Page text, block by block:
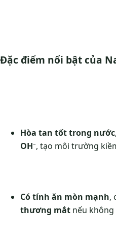
Đặc điểm nổi bật của
Hòa tan tốt trong nước
OH⁻, tạo môi trường
Có tính ăn mòn mạnh,
thương mắt nếu không